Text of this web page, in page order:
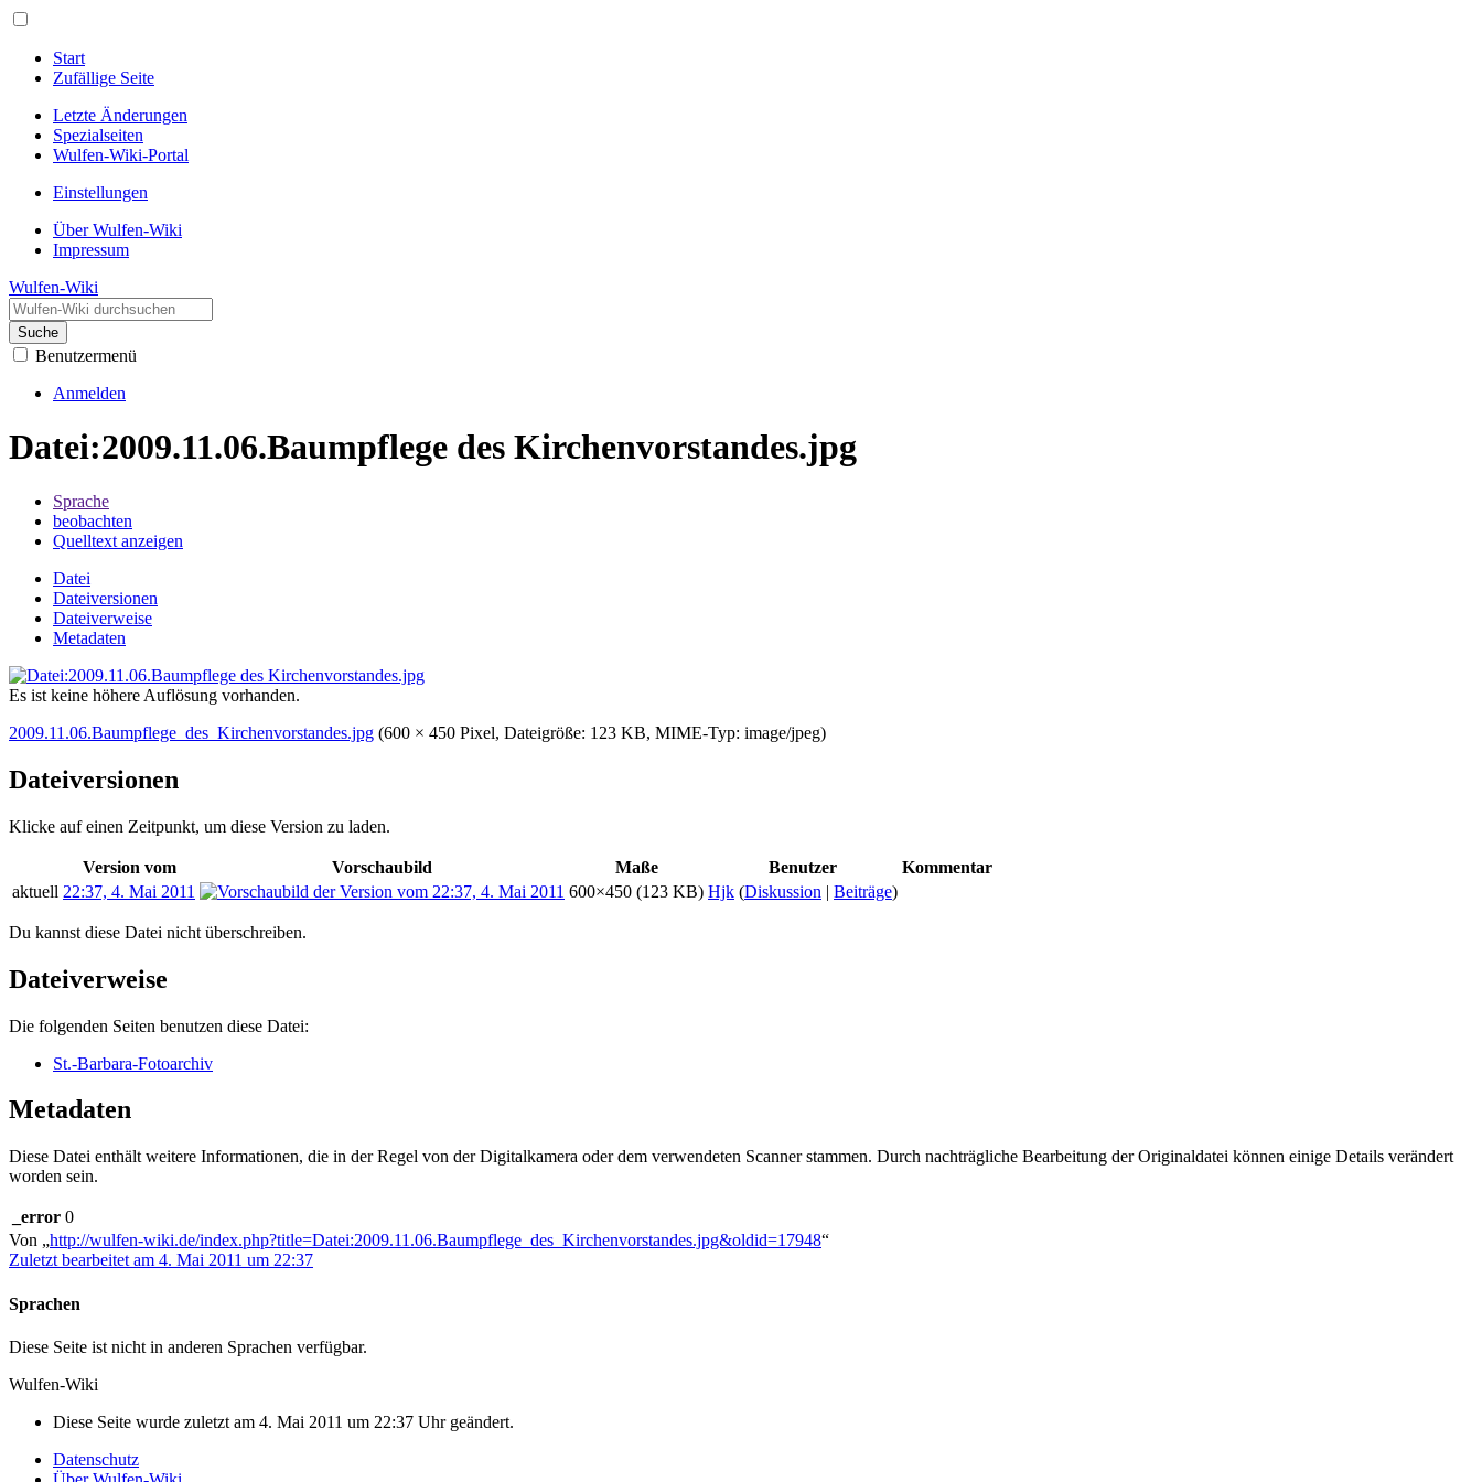
Start
Zufällige Seite
Letzte Änderungen
Spezialseiten
Wulfen-Wiki-Portal
Einstellungen
Über Wulfen-Wiki
Impressum
Wulfen-Wiki
Suche
Benutzermenü
Anmelden
Datei:2009.11.06.Baumpflege des Kirchenvorstandes.jpg
Sprache
beobachten
Quelltext anzeigen
Datei
Dateiversionen
Dateiverweise
Metadaten
Es ist keine höhere Auflösung vorhanden.
2009.11.06.Baumpflege_des_Kirchenvorstandes.jpg (600 × 450 Pixel, Dateigröße: 123 KB, MIME-Typ: image/jpeg)
Dateiversionen
Klicke auf einen Zeitpunkt, um diese Version zu laden.
Version vom Vorschaubild Maße Benutzer
Kommentar
aktuell 22:37, 4. Mai 2011 600×450 (123 KB) Hjk (Diskussion | Beiträge)
Du kannst diese Datei nicht überschreiben.
Dateiverweise
Die folgenden Seiten benutzen diese Datei:
St.-Barbara-Fotoarchiv
Metadaten
Diese Datei enthält weitere Informationen, die in der Regel von der Digitalkamera oder dem verwendeten Scanner stammen. Durch nachträgliche Bearbeitung der Originaldatei können einige Details verändert
worden sein.
_error 0
Von „http://wulfen-wiki.de/index.php?title=Datei:2009.11.06.Baumpflege_des_Kirchenvorstandes.jpg&oldid=17948“
Zuletzt bearbeitet am 4. Mai 2011 um 22:37
Sprachen
Diese Seite ist nicht in anderen Sprachen verfügbar.
Wulfen-Wiki
Diese Seite wurde zuletzt am 4. Mai 2011 um 22:37 Uhr geändert.
Datenschutz